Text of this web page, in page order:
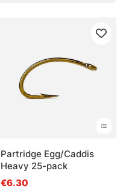
Partridge Egg/Caddis
Heavy 25-pack
€6.30